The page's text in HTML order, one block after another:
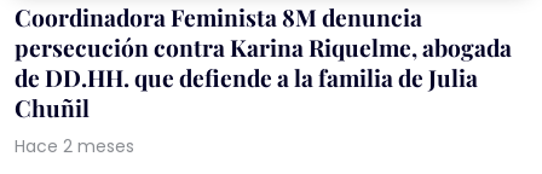
Coordinadora Feminista 8M denuncia
persecución contra Karina Riquelme, abogada
de DD.HH. que defiende a la familia de Julia
Chuñil
Hace 2 meses